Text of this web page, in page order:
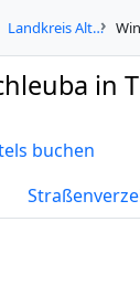
Landkreis Altenburger Land
in
buchen